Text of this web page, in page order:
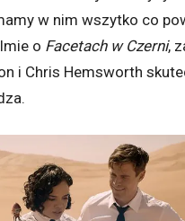
w nim wszytko co
o Facetach w Czerni,
i Chris Hemsworth